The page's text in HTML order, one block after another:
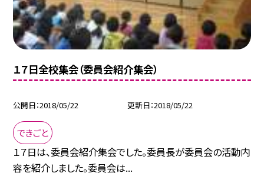
１７日全校集会（委員会紹介集会）
公開日 2018/05/22 更新日 2018/05/22
できごと
１７日は、委員会紹介集会でした。委員長が委員会の活動内
容を紹介しました。委員会は...